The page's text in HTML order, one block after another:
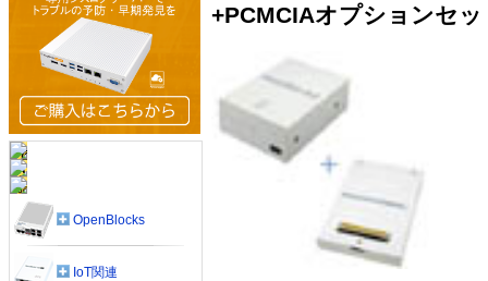
+PCMCIAオプションセ
OpenBlocks
IoT関連